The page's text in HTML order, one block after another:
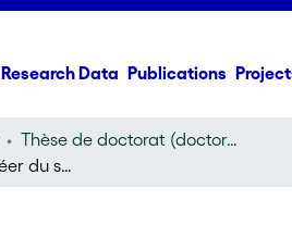
Research Data Publications
Thèse de doctorat (doctoral thesis)
Produire du lait, créer du sens: adaptations et résistances quotidiennes chez les producteurs de lait suisses romands